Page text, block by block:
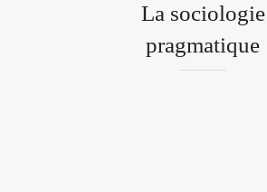
La sociologie
pragmatique